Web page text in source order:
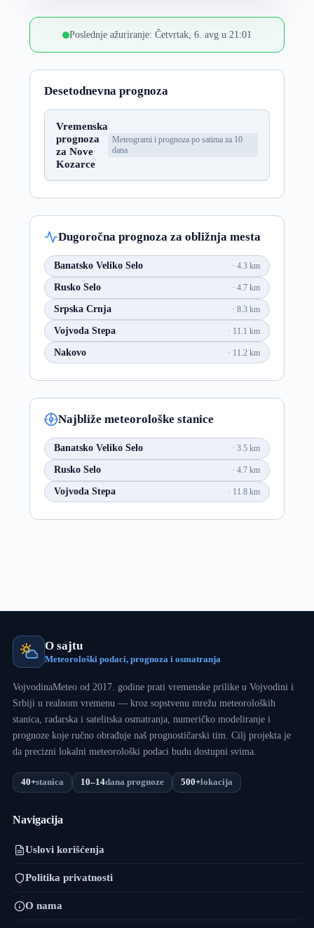
Poslednje ažuriranje: Četvrtak, 6. avg u 21:01
Desetodnevna prognoza
Vremenska
prognoza
za Nove
Kozarce
Meteogrami i prognoza po satima za 10
dana
Dugoročna prognoza za obližnja mesta
Banatsko Veliko Selo 4.3 km
Rusko Selo 4.7 km
Srpska Crnja 8.3 km
Vojvoda Stepa 11.1 km
Nakovo 11.2 km
Najbliže meteorološke stanice
Banatsko Veliko Selo 3.5 km
Rusko Selo 4.7 km
Vojvoda Stepa 11.8 km
O sajtu
Meteorološki podaci, prognoza i osmatranja
VojvodinaMeteo od 2017. godine prati vremenske prilike u Vojvodini i
Srbiji u realnom vremenu — kroz sopstvenu mrežu meteoroloških
stanica, radarska i satelitska osmatranja, numeričko modeliranje i
prognoze koje ručno obrađuje naš prognostičarski tim. Cilj projekta je
da precizni lokalni meteorološki podaci budu dostupni svima.
40+stanica 10–14dana prognoze 500+lokacija
Navigacija
Uslovi korišćenja
Politika privatnosti
O nama